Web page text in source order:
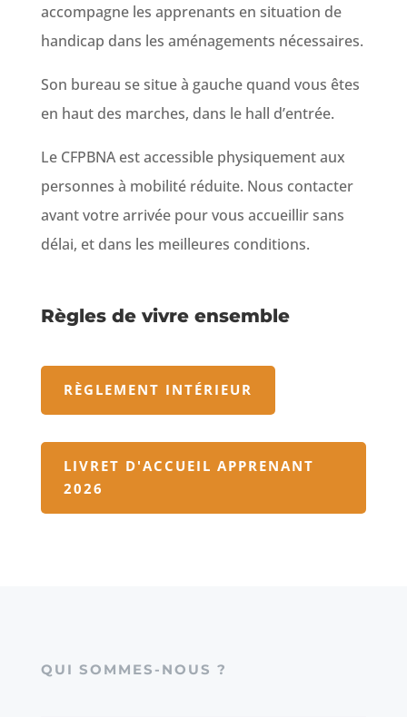
accompagne les apprenants en situation de
handicap dans les aménagements nécessaires.
Son bureau se situe à gauche quand vous êtes
en haut des marches, dans le hall d’entrée.
Le CFPBNA est accessible physiquement aux
personnes à mobilité réduite. Nous contacter
avant votre arrivée pour vous accueillir sans
délai, et dans les meilleures conditions.
Règles de vivre ensemble
RÈGLEMENT INTÉRIEUR
LIVRET D'ACCUEIL APPRENANT
2026
QUI SOMMES-NOUS ?